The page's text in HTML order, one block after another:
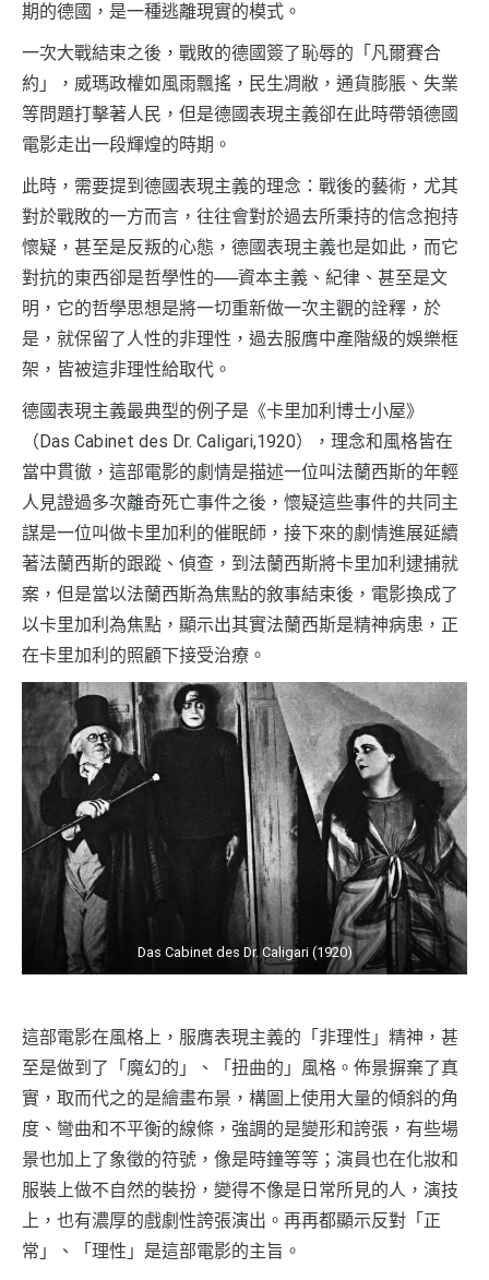
期的德國，是一種逃離現實的模式。
一次大戰結束之後，戰敗的德國簽了恥辱的「凡爾賽合
約」，威瑪政權如風雨飄搖，民生凋敝，通貨膨脹、失業
等問題打擊著人民，但是德國表現主義卻在此時帶領德國
電影走出一段輝煌的時期。
此時，需要提到德國表現主義的理念：戰後的藝術，尤其
對於戰敗的一方而言，往往會對於過去所秉持的信念抱持
懷疑，甚至是反叛的心態，德國表現主義也是如此，而它
對抗的東西卻是哲學性的──資本主義、紀律、甚至是文
明，它的哲學思想是將一切重新做一次主觀的詮釋，於
是，就保留了人性的非理性，過去服膺中產階級的娛樂框
架，皆被這非理性給取代。
德國表現主義最典型的例子是《卡里加利博士小屋》
（Das Cabinet des Dr. Caligari,1920），理念和風格皆在
當中貫徹，這部電影的劇情是描述一位叫法蘭西斯的年輕
人見證過多次離奇死亡事件之後，懷疑這些事件的共同主
謀是一位叫做卡里加利的催眠師，接下來的劇情進展延續
著法蘭西斯的跟蹤、偵查，到法蘭西斯將卡里加利逮捕就
案，但是當以法蘭西斯為焦點的敘事結束後，電影換成了
以卡里加利為焦點，顯示出其實法蘭西斯是精神病患，正
在卡里加利的照顧下接受治療。
Das Cabinet des Dr. Caligari (1920)
這部電影在風格上，服膺表現主義的「非理性」精神，甚
至是做到了「魔幻的」、「扭曲的」風格。佈景摒棄了真
實，取而代之的是繪畫布景，構圖上使用大量的傾斜的角
度、彎曲和不平衡的線條，強調的是變形和誇張，有些場
景也加上了象徵的符號，像是時鐘等等；演員也在化妝和
服裝上做不自然的裝扮，變得不像是日常所見的人，演技
上，也有濃厚的戲劇性誇張演出。再再都顯示反對「正
常」、「理性」是這部電影的主旨。